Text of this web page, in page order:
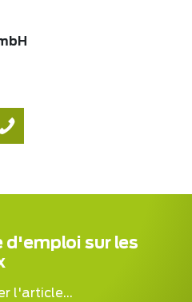
d'emploi sur les
l'article...